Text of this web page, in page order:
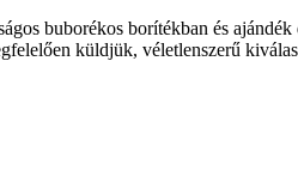
buborékos borítékban és
küldjük, véletlenszerű